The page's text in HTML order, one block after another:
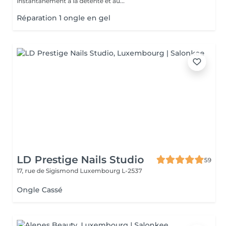
Réparation 1 ongle en gel
LD Prestige Nails Studio
59
17, rue de Sigismond Luxembourg L-2537
Ongle Cassé